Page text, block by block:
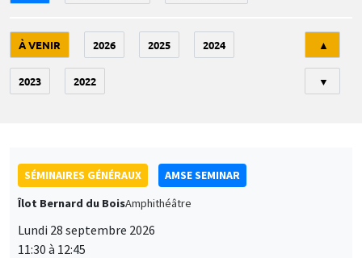
À VENIR 2026 2025 2024
2023 2022
▲
▼
SÉMINAIRES GÉNÉRAUX
AMSE SEMINAR
Îlot Bernard du BoisAmphithéâtre
Lundi 28 septembre 2026
11:30 à 12:45